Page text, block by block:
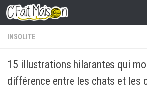
Skip to content
INSOLITE
15 illustrations hilarantes qui
différence entre les chats et les